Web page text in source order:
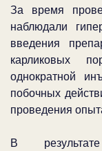
За время
наблюдали
введения
карликовых
однократной
побочных
проведения
В